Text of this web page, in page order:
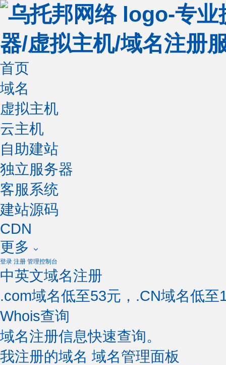
首页
域名
虚拟主机
云主机
自助建站
独立服务器
客服系统
建站源码
CDN
更多
登录 注册 管理控制台
中英文域名注册
.com域名低至53元，.CN域名低至
Whois查询
域名注册信息快速查询。
我注册的域名 域名管理面板